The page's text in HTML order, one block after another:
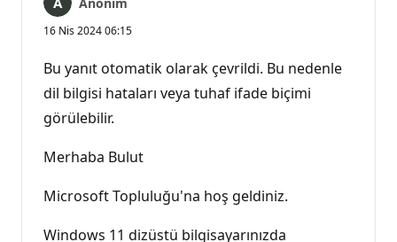
16 Nis 2024 06:15
Bu yanıt otomatik olarak çevrildi. Bu nedenle
dil bilgisi hataları veya tuhaf ifade biçimi
görülebilir.
Merhaba Bulut
Microsoft Topluluğu'na hoş geldiniz.
Windows 11 dizüstü bilgisayarınızda